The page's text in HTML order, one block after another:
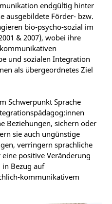
endgültig hinter
ausgebildete Förder- bzw.
bio-psycho-sozial im
& 2007), wobei ihre
und sozialen Integration
als übergeordnetes Ziel
Schwerpunkt Sprache
Beziehungen, sichern oder
sie auch ungünstige
verringern sprachliche
positive Veränderung
Bezug auf
kommunikativem